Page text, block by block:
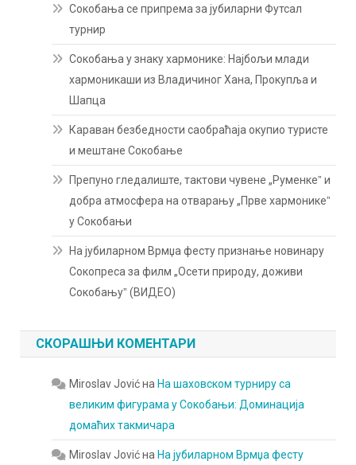
Сокобања се припрема за јубиларни Футсал
турнир
Сокобања у знаку хармонике: Најбољи млади
хармоникаши из Владичиног Хана, Прокупља и
Шапца
Караван безбедности саобраћаја окупио туристе
и мештане Сокобање
Препуно гледалиште, тактови чувене „Руменкеˮ и
добра атмосфера на отварању „Прве хармоникеˮ
у Сокобањи
На јубиларном Врмџа фесту признање новинару
Сокопреса за филм „Осети природу, доживи
Сокобањуˮ (ВИДЕО)
СКОРАШЊИ КОМЕНТАРИ
Miroslav Jovićна На шаховском турниру са
великим фигурама у Сокобањи: Доминација
домаћих такмичара
Miroslav Jovićна На јубиларном Врмџа фесту